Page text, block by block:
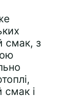
смак, з
смак і